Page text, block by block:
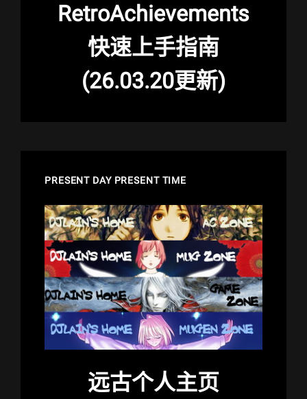
RetroAchievements
快速上手指南
(26.03.20更新)
PRESENT DAY PRESENT TIME
远古个人主页